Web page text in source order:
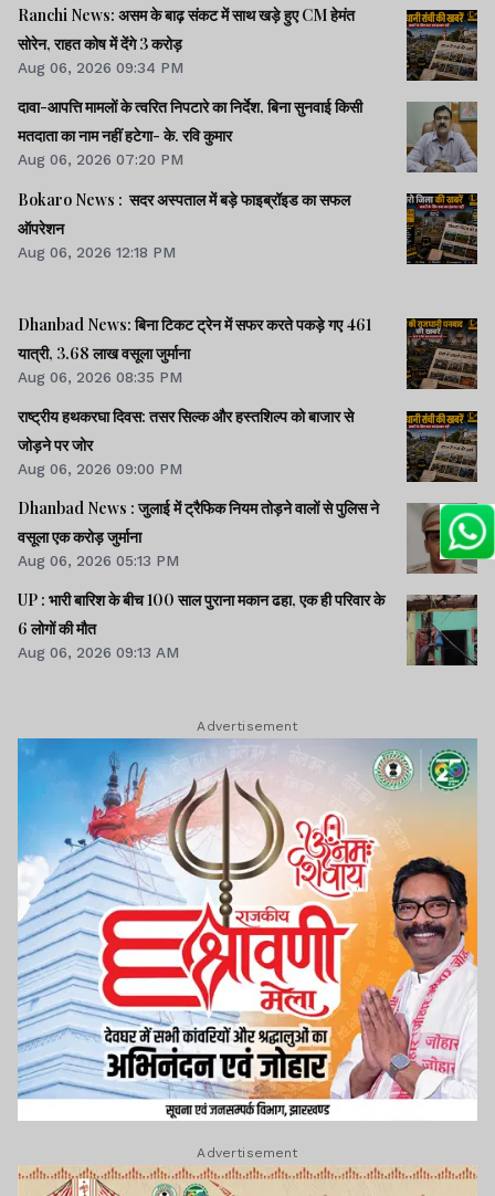
Ranchi News: असम के बाढ़ संकट में साथ खड़े हुए CM हेमंत
सोरेन, राहत कोष में देंगे 3 करोड़
Aug 06, 2026 09:34 PM
दावा-आपत्ति मामलों के त्वरित निपटारे का निर्देश, बिना सुनवाई किसी
मतदाता का नाम नहीं हटेगा- के. रवि कुमार
Aug 06, 2026 07:20 PM
Bokaro News : सदर अस्पताल में बड़े फाइब्रॉइड का सफल
ऑपरेशन
Aug 06, 2026 12:18 PM
Dhanbad News: बिना टिकट ट्रेन में सफर करते पकड़े गए 461
यात्री, 3.68 लाख वसूला जुर्माना
Aug 06, 2026 08:35 PM
राष्ट्रीय हथकरघा दिवस: तसर सिल्क और हस्तशिल्प को बाजार से
जोड़ने पर जोर
Aug 06, 2026 09:00 PM
Dhanbad News : जुलाई में ट्रैफिक नियम तोड़ने वालों से पुलिस ने
वसूला एक करोड़ जुर्माना
Aug 06, 2026 05:13 PM
UP : भारी बारिश के बीच 100 साल पुराना मकान ढहा, एक ही परिवार के
6 लोगों की मौत
Aug 06, 2026 09:13 AM
Advertisement
Advertisement